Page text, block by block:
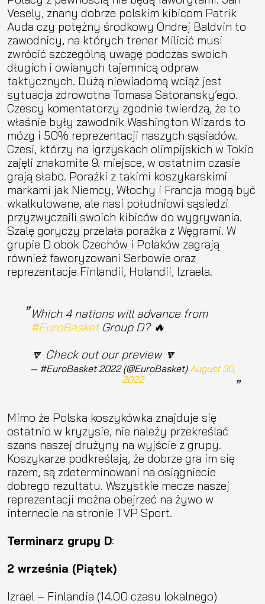
Vesely, znany dobrze polskim kibicom Patrik
Auda czy potężny środkowy Ondrej Baldvin to
zawodnicy, na których trener Milicić musi
zwrócić szczególną uwagę podczas swoich
długich i owianych tajemnicą odpraw
taktycznych. Dużą niewiadomą wciąż jest
sytuacja zdrowotna Tomasa Satoransky’ego.
Czescy komentatorzy zgodnie twierdzą, że to
właśnie były zawodnik Washington Wizards to
mózg i 50% reprezentacji naszych sąsiadów.
Czesi, którzy na igrzyskach olimpijskich w Tokio
zajęli znakomite 9. miejsce, w ostatnim czasie
grają słabo. Porażki z takimi koszykarskimi
markami jak Niemcy, Włochy i Francja mogą być
wkalkulowane, ale nasi południowi sąsiedzi
przyzwyczaili swoich kibiców do wygrywania.
Szalę goryczy przelała porażka z Węgrami. W
grupie D obok Czechów i Polaków zagrają
również faworyzowani Serbowie oraz
reprezentacje Finlandii, Holandii, Izraela.
Which 4 nations will advance from
#EuroBasketGroup D? 🔥
🔽 Check out our preview 🔽
— #EuroBasket 2022 (@EuroBasket) August 30,
2022
Mimo że Polska koszykówka znajduje się
ostatnio w kryzysie, nie należy przekreślać
szans naszej drużyny na wyjście z grupy.
Koszykarze podkreślają, że dobrze gra im się
razem, są zdeterminowani na osiągniecie
dobrego rezultatu. Wszystkie mecze naszej
reprezentacji można obejrzeć na żywo w
internecie na stronie TVP Sport.
Terminarz grupy D:
2 września (Piątek)
Izrael – Finlandia (14.00 czasu lokalnego)